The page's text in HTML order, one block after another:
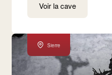
Voir la cave
Sierre